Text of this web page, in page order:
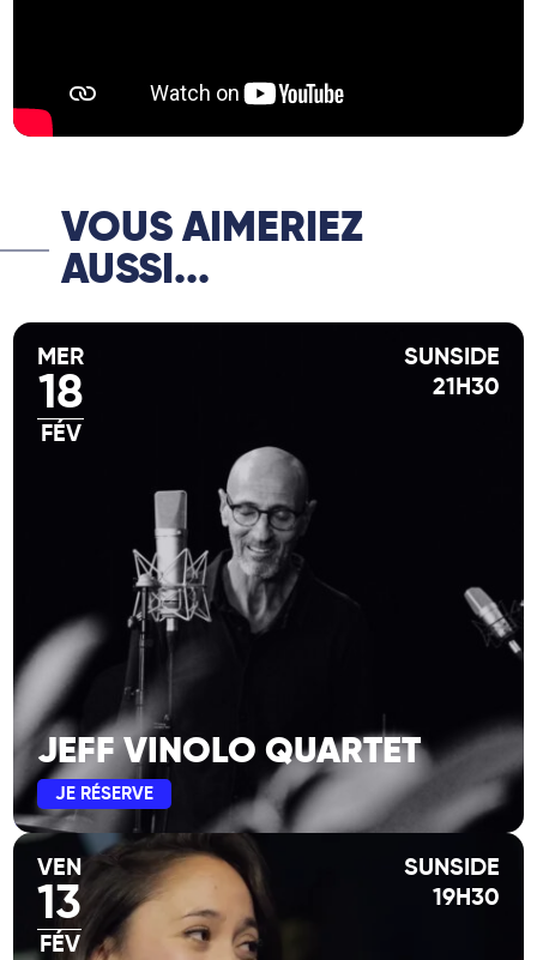
elle revisite avec passion les titres
mythiques de Nina Simone. Entre fidélité
aux arrangements originaux et
note vibre de sensibilité, d’énergie et de
douceur.
laissez-vous emporter par des mélodies qui
parlent d’amour, de désir et de liberté. Un
moment rare à partager, pour une Saint-
Valentin inoubliable.
VOUS AIMERIEZ
AUSSI...
MER
18
FÉV
SUNSIDE
21H30
JEFF VINOLO QUARTET
JE RÉSERVE
VEN
13
FÉV
SUNSIDE
19H30